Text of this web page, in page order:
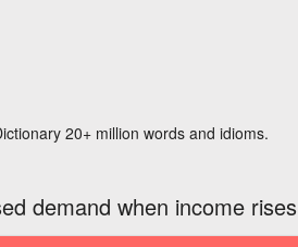
20+ million words and idioms.
demand when income rises